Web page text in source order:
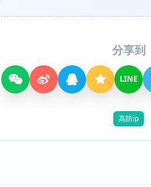
分享到
LINE
高防ip